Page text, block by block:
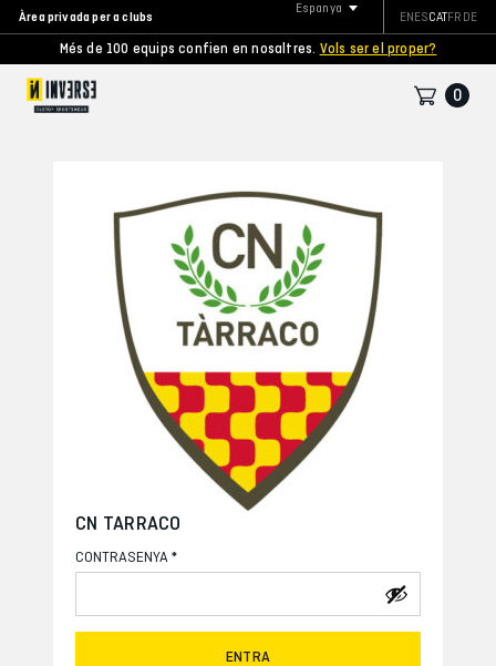
Àrea privada per a clubs
Més de 100 equips confien en nosaltres. Vols ser el proper?
Espanya
ENESCATFR DE
0
CN TARRACO
CONTRASENYA *
ENTRA